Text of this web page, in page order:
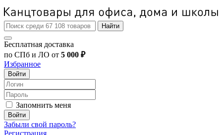
Найти
Бесплатная доставка
по СПб и ЛО от 5 000 ₽
Избранное
Войти
Запомнить меня
Войти
Забыли свой пароль?